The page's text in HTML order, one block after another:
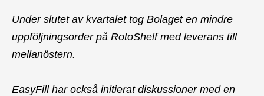
Under slutet av kvartalet tog Bolaget en mindre
uppföljningsorder på RotoShelf med leverans till
mellanöstern.
EasyFill har också initierat diskussioner med en